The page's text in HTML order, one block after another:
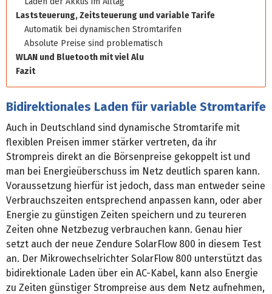
Laststeuerung, Zeitsteuerung und variable Tarife
Automatik bei dynamischen Stromtarifen
Absolute Preise sind problematisch
WLAN und Bluetooth mit viel Alu
Fazit
Bidirektionales Laden für variable Stromtarife
Auch in Deutschland sind dynamische Stromtarife mit
flexiblen Preisen immer stärker vertreten, da ihr
Strompreis direkt an die Börsenpreise gekoppelt ist und
man bei Energieüberschuss im Netz deutlich sparen kann.
Voraussetzung hierfür ist jedoch, dass man entweder seine
Verbrauchszeiten entsprechend anpassen kann, oder aber
Energie zu günstigen Zeiten speichern und zu teureren
Zeiten ohne Netzbezug verbrauchen kann. Genau hier
setzt auch der neue Zendure SolarFlow 800 in diesem Test
an. Der Mikrowechselrichter SolarFlow 800 unterstützt das
bidirektionale Laden über ein AC-Kabel, kann also Energie
zu Zeiten günstiger Strompreise aus dem Netz aufnehmen,